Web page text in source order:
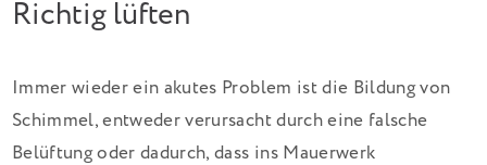
Richtig lüften
Immer wieder ein akutes Problem ist die Bildung von
Schimmel, entweder verursacht durch eine falsche
Belüftung oder dadurch, dass ins Mauerwerk